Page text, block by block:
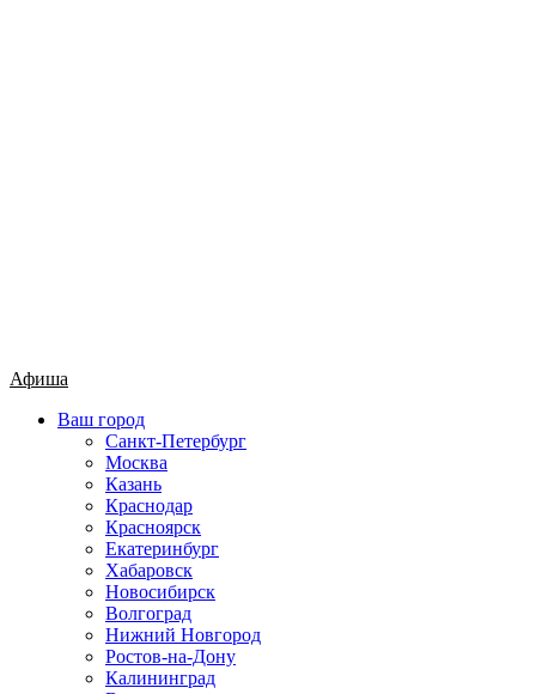
Афиша
Ваш город
Санкт-Петербург
Москва
Казань
Краснодар
Красноярск
Екатеринбург
Хабаровск
Новосибирск
Волгоград
Нижний Новгород
Ростов-на-Дону
Калининград